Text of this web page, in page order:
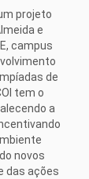
projeto
e
campus
de
tem o
a
novos
das ações